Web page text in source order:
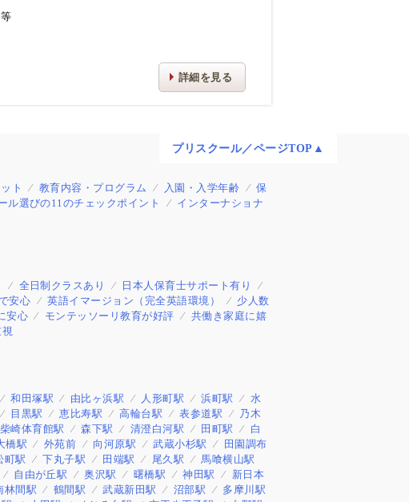
詳細を見る
プリスクール／ページTOP▲
ト 教育内容・プログラム 入園・入学年齢
保
ル選びの11のチェックポイント
インターナショナ
全日制クラスあり
日本人保育士サポート有り
安心 英語イマージョン（完全英語環境）
少人数
安心 モンテッソーリ教育が好評
共働き家庭に嬉
和田塚駅 由比ヶ浜駅 人形町駅 浜町駅
水
目黒駅 恵比寿駅 高輪台駅 表参道駅
乃木
柴崎体育館駅 森下駅 清澄白河駅 田町駅
白
橋駅 外苑前 向河原駅 武蔵小杉駅
田園調布
町駅 下丸子駅 田端駅 尾久駅
馬喰横山駅
自由が丘駅 奥沢駅 曙橋駅 神田駅
新日本
林間駅 鶴間駅 武蔵新田駅 沼部駅
多摩川駅